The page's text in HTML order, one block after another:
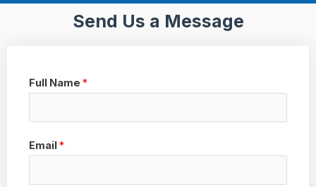
Send Us a Message
Full Name *
Email*